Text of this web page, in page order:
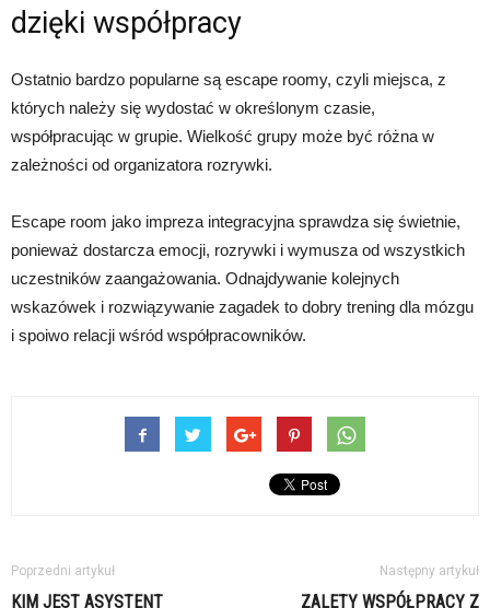
dzięki współpracy
Ostatnio bardzo popularne są escape roomy, czyli miejsca, z
których należy się wydostać w określonym czasie,
współpracując w grupie. Wielkość grupy może być różna w
zależności od organizatora rozrywki.
Escape room jako impreza integracyjna sprawdza się świetnie,
ponieważ dostarcza emocji, rozrywki i wymusza od wszystkich
uczestników zaangażowania. Odnajdywanie kolejnych
wskazówek i rozwiązywanie zagadek to dobry trening dla mózgu
i spoiwo relacji wśród współpracowników.
Poprzedni artykuł
KIM JEST ASYSTENT
Następny artykuł
ZALETY WSPÓŁPRACY Z